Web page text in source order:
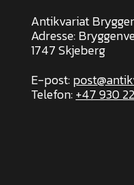
Antikvariat
Adresse:
1747 Skjeberg
E-post:
Telefon:+47 930